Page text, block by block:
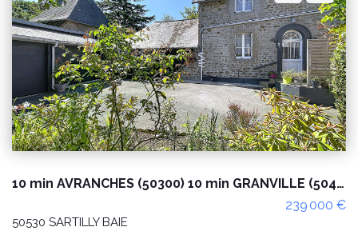
Espace client Nous contacter
10 min AVRANCHES (50300) 10 min GRANVILLE (50400) maison à vendre à Sartilly Baie Bocage (50530) 5 chambres , dépendances et terrain
239 000 €
50530 SARTILLY BAIE